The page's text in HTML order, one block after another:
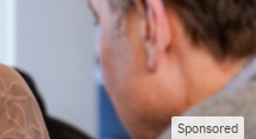
Sponsored